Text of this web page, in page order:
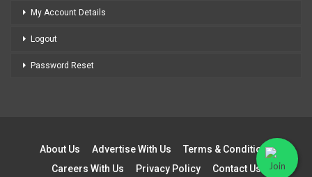
My Account Details
Logout
Password Reset
About Us Advertise With Us
Terms & Conditions
Careers With Us
Privacy Policy Contact Us